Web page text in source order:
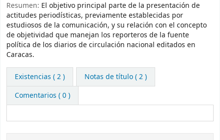
Resumen: El objetivo principal parte de la presentación de
actitudes periodísticas, previamente establecidas por
estudiosos de la comunicación, y su relación con el concepto
de objetividad que manejan los reporteros de la fuente
política de los diarios de circulación nacional editados en
Caracas.
Existencias ( 2 )
Notas de título ( 2 )
Comentarios ( 0 )